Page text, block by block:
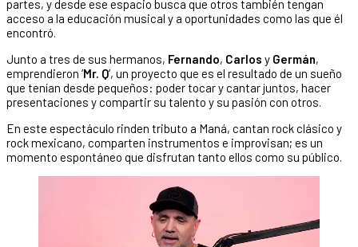
partes, y desde ese espacio busca que otros también tengan
acceso a la educación musical y a oportunidades como las que él
encontró.
Junto a tres de sus hermanos, Fernando, Carlos y Germán,
emprendieron ‘Mr. Q‘, un proyecto que es el resultado de un sueño
que tenían desde pequeños: poder tocar y cantar juntos, hacer
presentaciones y compartir su talento y su pasión con otros.
En este espectáculo rinden tributo a Maná, cantan rock clásico y
rock mexicano, comparten instrumentos e improvisan; es un
momento espontáneo que disfrutan tanto ellos como su público.